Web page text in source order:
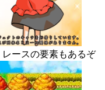
ースの要素もあるぞ